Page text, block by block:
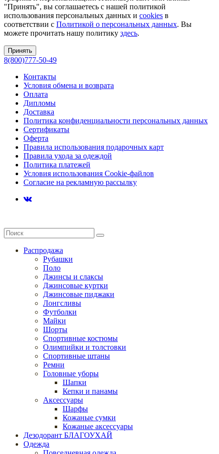
"Принять", вы соглашаетесь с нашей политикой
использования персональных данных и cookies в
соответствии с Политикой о персональных данных. Вы
можете прочитать нашу политику здесь.
Принять
8(800)777-50-49
Контакты
Условия обмена и возврата
Оплата
Дипломы
Доставка
Политика конфиденциальности персональных данных
Сертификаты
Оферта
Правила использования подарочных карт
Правила ухода за одеждой
Политика платежей
Условия использования Cookie-файлов
Согласие на рекламную рассылку
Распродажа
Рубашки
Поло
Джинсы и слаксы
Джинсовые куртки
Джинсовые пиджаки
Лонгсливы
Футболки
Майки
Шорты
Спортивные костюмы
Олимпийки и толстовки
Спортивные штаны
Ремни
Головные уборы
Шапки
Кепки и панамы
Аксессуары
Шарфы
Кожаные сумки
Кожаные аксессуары
Дезодорант БЛАГОУХАЙ
Одежда